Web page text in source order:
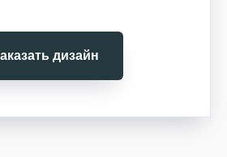
дизайн